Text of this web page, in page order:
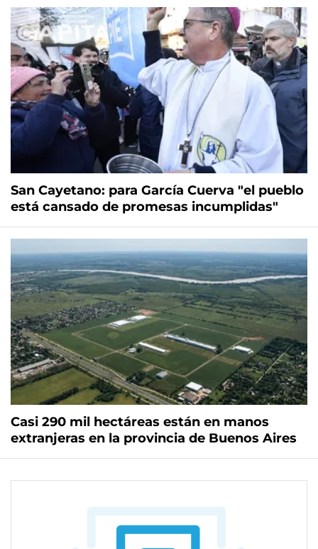
San Cayetano: para García Cuerva "el pueblo
está cansado de promesas incumplidas"
Casi 290 mil hectáreas están en manos
extranjeras en la provincia de Buenos Aires